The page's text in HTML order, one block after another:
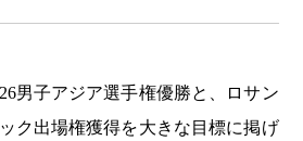
男子アジア選手権優勝と、ロサン
ク出場権獲得を大きな目標に掲げ